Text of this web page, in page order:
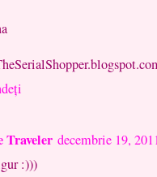
Traveler decembrie 19,
:)))